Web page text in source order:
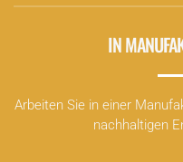
IN
Arbeiten Sie in einer
nachhaltigen